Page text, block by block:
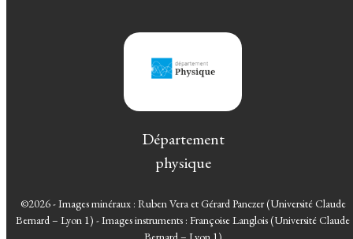
Département
physique
©2026 - Images minéraux : Ruben Vera et Gérard Panczer (Université Claude
Bernard – Lyon 1) - Images instruments : Françoise Langlois (Université Claude